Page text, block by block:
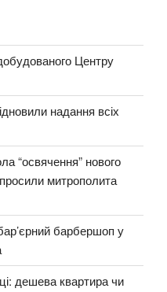
Центру
надання всіх
“освячення” нового
митрополита
барбершоп у
дешева квартира чи